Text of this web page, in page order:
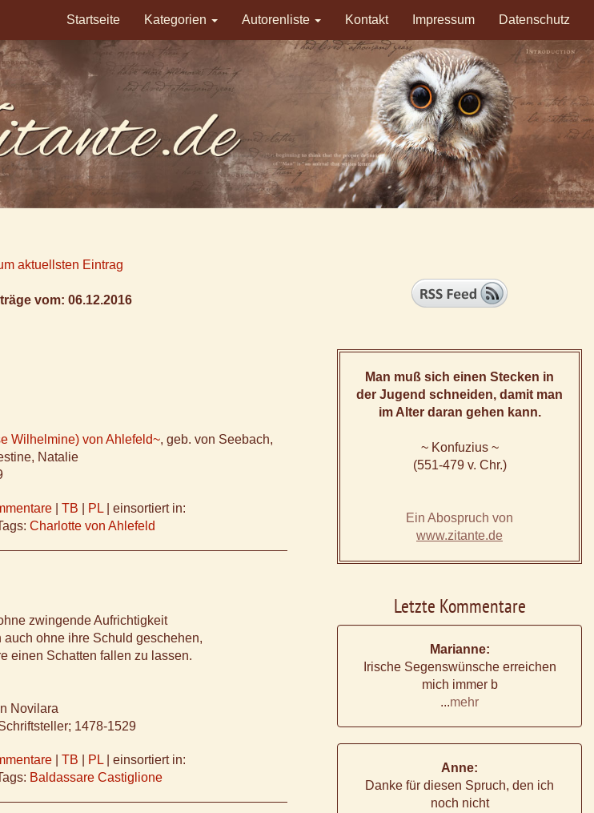
Startseite Kategorien Autorenliste Kontakt Impressum Datenschutz
aktuellsten Eintrag
vom: 06.12.2016
Wilhelmine) von Ahlefeld~, geb. von Seebach,
Natalie
TB PL
einsortiert in:
Charlotte von Ahlefeld
zwingende Aufrichtigkeit
ohne ihre Schuld geschehen,
einen Schatten fallen zu lassen.
Novilara
1478-1529
TB PL
einsortiert in:
Baldassare Castiglione
Man muß sich einen Stecken in
der Jugend schneiden, damit man
im Alter daran gehen kann.
~ Konfuzius ~
(551-479 v. Chr.)
Ein Abospruch von
www.zitante.de
Letzte Kommentare
Marianne:
Irische Segenswünsche erreichen
mich immer b
...mehr
Anne:
Danke für diesen Spruch, den ich
noch nicht